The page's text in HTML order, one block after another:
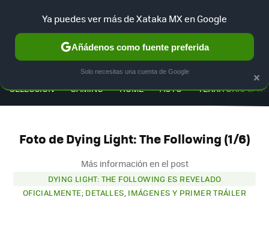
SELECCIÓN GAMING HOME AUTO TERRITORIO
Foto de Dying Light: The Following (1/6)
Más información en el post
DYING LIGHT: THE FOLLOWING ES REVELADO
OFICIALMENTE; DETALLES, IMÁGENES Y PRIMER TRÁILER
×
Ya puedes ver más de Xataka MX en Google
Añádenos como fuente preferida
Solo necesitas una cuenta de Google